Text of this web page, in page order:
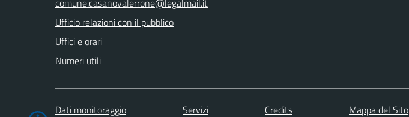
Ufficio relazioni con il pubblico
Uffici e orari
Numeri utili
Dati monitoraggio Servizi Credits Mappa del Sito